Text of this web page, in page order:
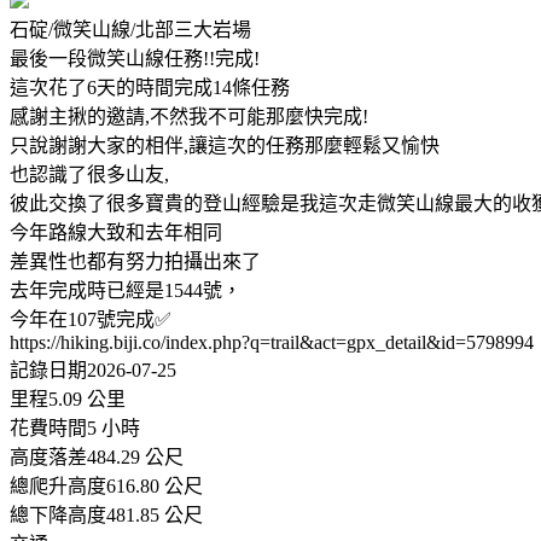
石碇/微笑山線/北部三大岩場
最後一段微笑山線任務!!完成!
這次花了6天的時間完成14條任務
感謝主揪的邀請,不然我不可能那麼快完成!
只說謝謝大家的相伴,讓這次的任務那麼輕鬆又愉快
也認識了很多山友,
彼此交換了很多寶貴的登山經驗是我這次走微笑山線最大的收
今年路線大致和去年相同
差異性也都有努力拍攝出來了
去年完成時已經是1544號，
今年在107號完成✅
https://hiking.biji.co/index.php?q=trail&act=gpx_detail&id=5798994
記錄日期2026-07-25
里程5.09 公里
花費時間5 小時
高度落差484.29 公尺
總爬升高度616.80 公尺
總下降高度481.85 公尺